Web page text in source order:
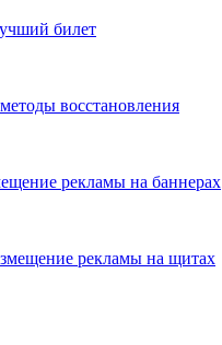
билет
восстановления
рекламы на баннерах
рекламы на щитах